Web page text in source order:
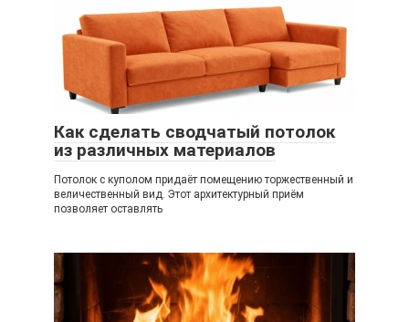
Как сделать сводчатый потолок
из различных материалов
Потолок с куполом придаёт помещению торжественный и
величественный вид. Этот архитектурный приём
позволяет оставлять